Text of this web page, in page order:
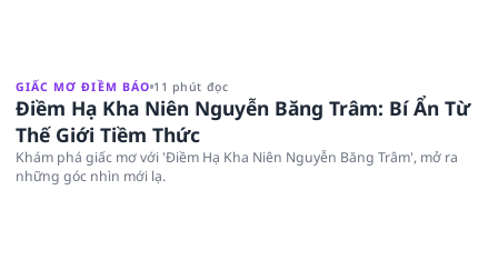
GIẤC MƠ ĐIỀM BÁO 11 phút đọc
Điềm Hạ Kha Niên Nguyễn Băng Trâm: Bí Ẩn Từ
Thế Giới Tiềm Thức
Khám phá giấc mơ với 'Điềm Hạ Kha Niên Nguyễn Băng Trâm', mở ra
những góc nhìn mới lạ.